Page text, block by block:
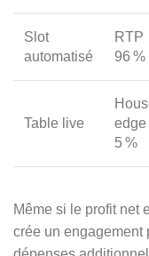
Slot
automatisé
RTP
96 %
Table live
edge
5 %
Même si le profit net
crée un engagement